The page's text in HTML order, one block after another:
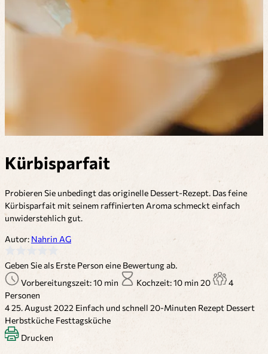
Kürbisparfait
Probieren Sie unbedingt das originelle Dessert-Rezept. Das feine
Kürbisparfait mit seinem raffinierten Aroma schmeckt einfach
unwiderstehlich gut.
Autor: Nahrin AG
Geben Sie als Erste Person eine Bewertung ab.
Vorbereitungszeit: 10 min
Kochzeit: 10 min 20
4
Personen
425. August 2022 Einfach und schnell 20-Minuten Rezept Dessert
Herbstküche Festtagsküche
Drucken